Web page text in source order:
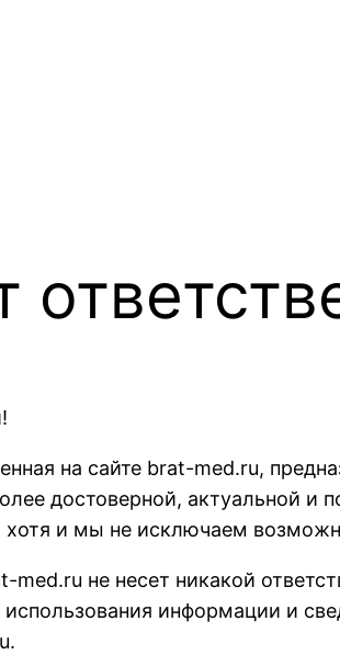
на сайте brat-med.ru,
достоверной, актуальной
хотя и мы не исключаем
med.ru не несет никакой
информации и